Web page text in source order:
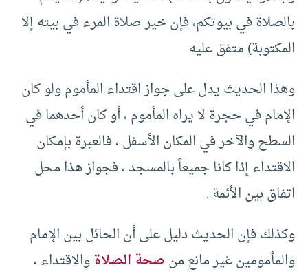
بالصلاة في بيوتكم، فإن خير صلاة المرء في بيته إلا
المكتوبة) متفق عليه
وهذا الحديث يدل على جواز اقتداء المأموم ولو كان
الإمام في حجرة لا يراه المأموم ، أو كان أحدهما في
السطح والآخر في المكان الأسفل ، فالعبرة بإمكان
الاقتداء إذا كانا جميعاً بالمسجد ، فجواز هذا محل
اتفاق بين الأئمة .
وكذلك فإن الحديث دليل على أن الحائل بين الإمام
والمأمومين غير مانع منصحة الصلاةوالاقتداء ،